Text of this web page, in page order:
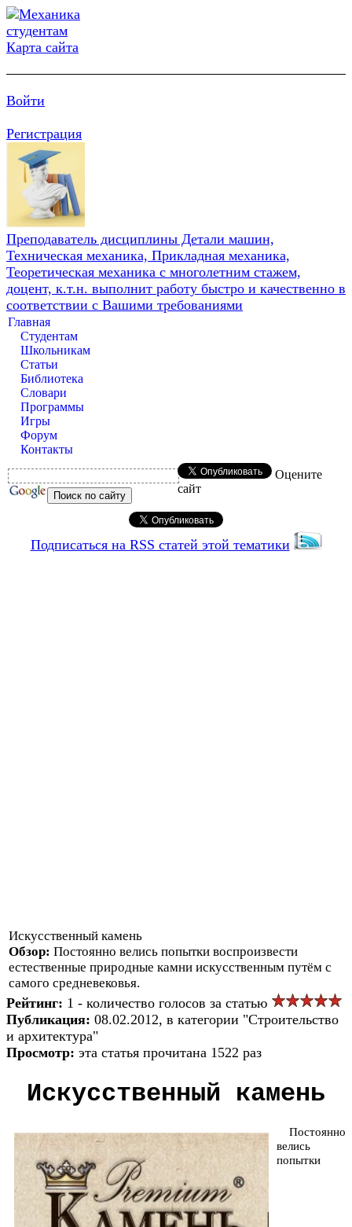
Карта сайта
Войти
Регистрация
Преподаватель дисциплины Детали машин,
Техническая механика, Прикладная механика,
Теоретическая механика с многолетним стажем,
доцент, к.т.н. выполнит работу быстро и качественно в
соответствии с Вашими требованиями
Главная
Студентам
Школьникам
Статьи
Библиотека
Словари
Программы
Игры
Форум
Контакты
Оцените
сайт
Подписаться на RSS статей этой тематики
Искусственный камень
Обзор: Постоянно велись попытки воспроизвести
естественные природные камни искусственным путём с
самого средневековья.
Рейтинг: 1 - количество голосов за статью
Публикация: 08.02.2012, в категории "Строительство
и архитектура"
Просмотр: эта статья прочитана 1522 раз
Искусственный камень
Постоянно
велись
попытки